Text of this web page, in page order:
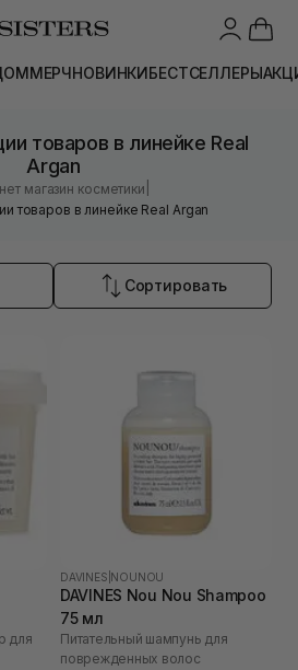
МЕРЧНОВИНКИБЕСТСЕЛЛЕРЫ
товаров в линейке Real
Argan
магазин косметики
товаров в линейке Real Argan
Сортировать
для
DAVINES NOUNOU
DAVINES Nou Nou Shampoo
75 мл
Питательный шампунь для
поврежденных волос